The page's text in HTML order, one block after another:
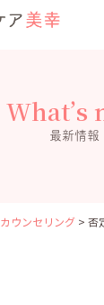
What’s
最新情報
カウンセリング > 否